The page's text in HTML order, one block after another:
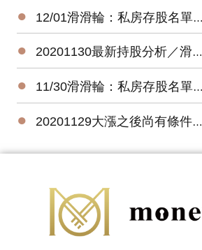
● 12/01滑滑輪：私房存股名單每日持股調整建議（新手存股）
● 20201130最新持股分析／滑滑輪（新手存股）
● 11/30滑滑輪：私房存股名單每日持股調整建議（新手存股）
● 20201129大漲之後尚有條件進場的優質股／滑滑輪（新手存股）